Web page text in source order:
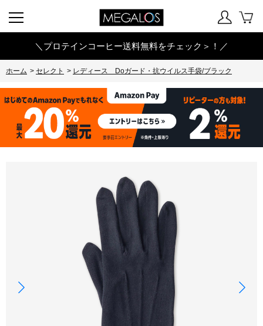
＼プロテインコーヒー送料無料をチェック＞！／
ホーム > セレクト > レディース Doガード・抗ウイルス手袋/ブラック